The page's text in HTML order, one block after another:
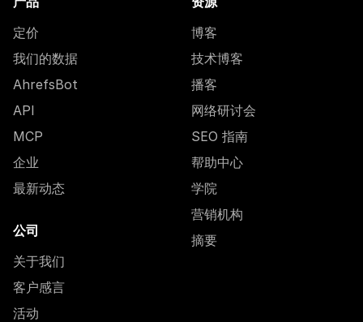
产品
定价
我们的数据
AhrefsBot
API
MCP
企业
最新动态
公司
关于我们
客户感言
活动
资源
博客
技术博客
播客
网络研讨会
SEO 指南
帮助中心
学院
营销机构
摘要